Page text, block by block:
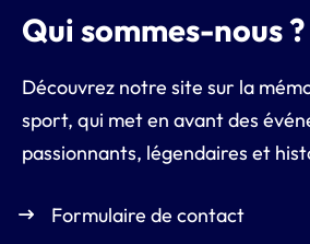
Qui sommes-nous ?
Découvrez notre site sur la
sport, qui met en avant des
passionnants, légendaires et
Formulaire de contact